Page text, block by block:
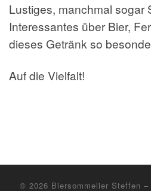
Lustiges, manchmal sogar
Interessantes über Bier,
dieses Getränk so
Auf die Vielfalt!
© 2026 Biersommelier Steffen –